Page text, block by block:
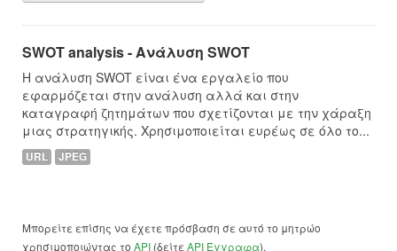
SWOT analysis - Ανάλυση SWOT
Η ανάλυση SWOT είναι ένα εργαλείο που
εφαρμόζεται στην ανάλυση αλλά και στην
καταγραφή ζητημάτων που σχετίζονται με την χάραξη
μιας στρατηγικής. Χρησιμοποιείται ευρέως σε όλο το...
URL JPEG
Μπορείτε επίσης να έχετε πρόσβαση σε αυτό το μητρώο
χρησιμοποιώντας το API (δείτε API Έγγραφα).